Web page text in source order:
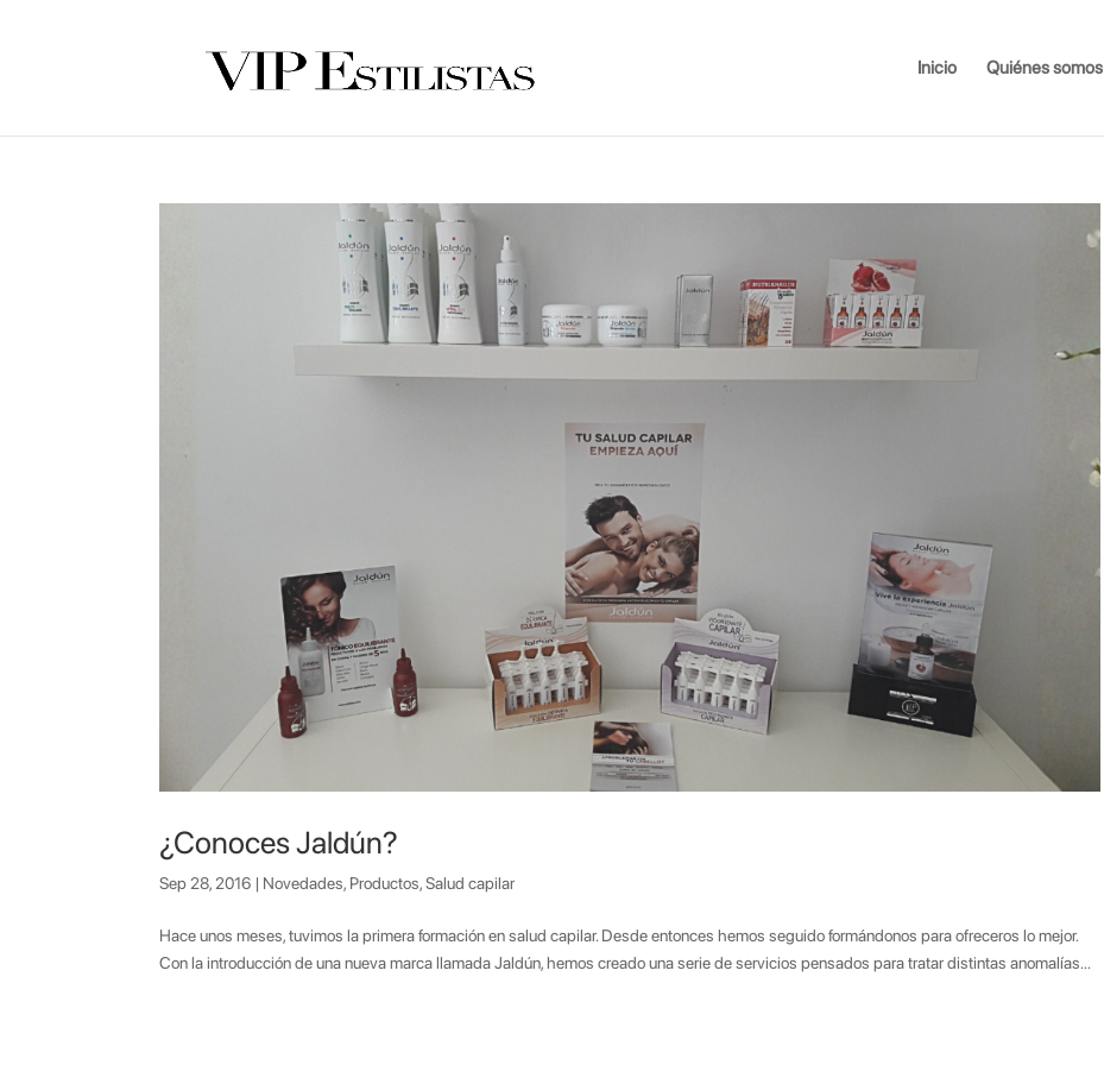
Inicio Quiénes somos
¿Conoces Jaldún?
Sep 28, 2016 | Novedades, Productos,Salud capilar
Hace unos meses, tuvimos la primera formación en salud capilar. Desde entonces hemos seguido formándonos para ofreceros lo mejor.
Con la introducción de una nueva marca llamada Jaldún, hemos creado una serie de servicios pensados para tratar distintas anomalías...